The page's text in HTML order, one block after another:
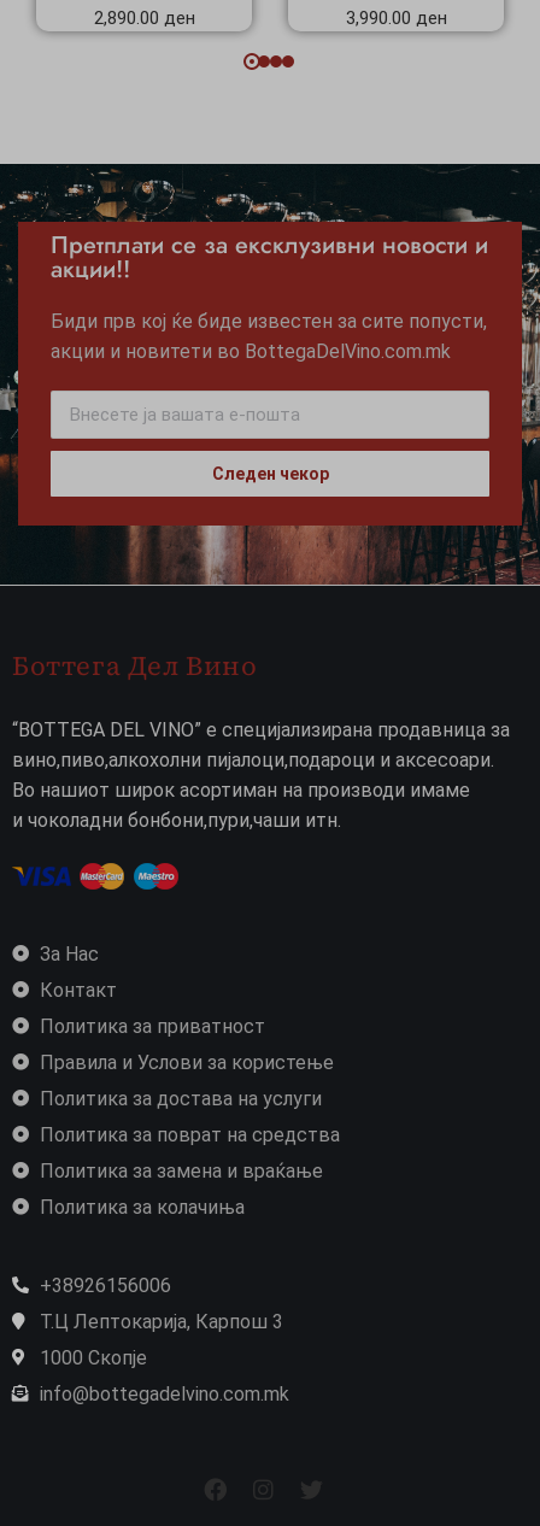
2,890.00 ден 3,990.00 ден
Претплати се за ексклузивни новости и
акции!!
Биди прв кој ќе биде известен за сите попусти,
акции и новитети во BottegaDelVino.com.mk
Следен чекор
Боттега Дел Вино
“BOTTEGA DEL VINO” е специјализирана продавница за
вино,пиво,алкохолни пијалоци,подароци и аксесоари.
Во нашиот широк асортиман на производи имаме
и чоколадни бонбони,пури,чаши итн.
За Нас
Контакт
Политика за приватност
Правила и Услови за користење
Политика за достава на услуги
Политика за поврат на средства
Политика за замена и враќање
Политика за колачиња
+38926156006
Т.Ц Лептокарија, Карпош 3
1000 Скопје
info@bottegadelvino.com.mk